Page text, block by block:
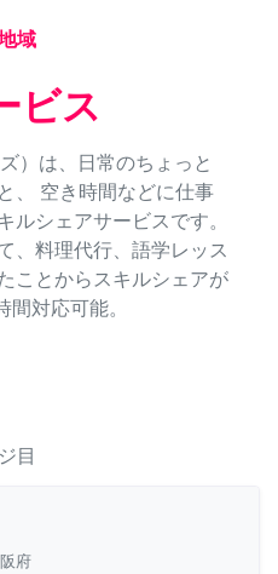
域
ビス
）は、日常のちょっと
、 空き時間などに仕事
ルシェアサービスです。
、料理代行、語学レッス
ことからスキルシェアが
対応可能。
目
府